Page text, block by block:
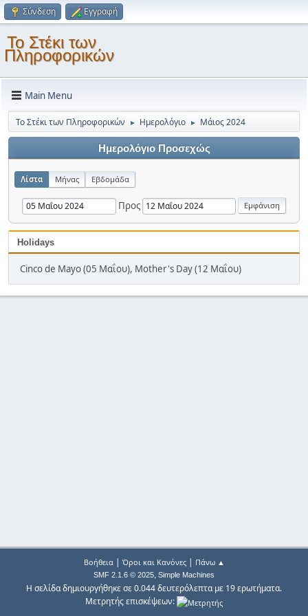
Σύνδεση Εγγραφή
Το Στέκι των
Πληροφορικών
Main Menu
Το Στέκι των Πληροφορικών ► Ημερολόγιο ► Μάιος 2024
Ημερολόγιο Προσεχώς
Λίστα Μήνας Εβδομάδα
Προς
Holidays
Cinco de Mayo (05 Μαΐου), Mother's Day (12 Μαΐου)
Βοήθεια| Όροι και Κανόνες| Πάνω ▲
SMF 2.1.6 © 2025, Simple Machines
Η σελίδα δημιουργήθηκε σε 0.044 δευτερόλεπτα με 19 ερωτήματα.
Μετρητής επισκέψεων: